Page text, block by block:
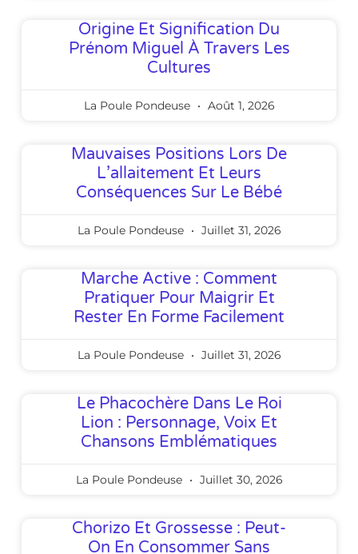
Origine Et Signification Du
Prénom Miguel À Travers Les
Cultures
La Poule Pondeuse Août 1, 2026
Mauvaises Positions Lors De
L’allaitement Et Leurs
Conséquences Sur Le Bébé
La Poule Pondeuse Juillet 31, 2026
Marche Active : Comment
Pratiquer Pour Maigrir Et
Rester En Forme Facilement
La Poule Pondeuse Juillet 31, 2026
Le Phacochère Dans Le Roi
Lion : Personnage, Voix Et
Chansons Emblématiques
La Poule Pondeuse Juillet 30, 2026
Chorizo Et Grossesse : Peut-
On En Consommer Sans